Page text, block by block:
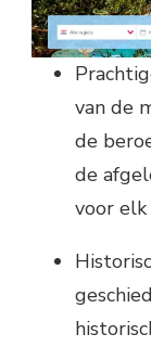
van de
de
de
voor